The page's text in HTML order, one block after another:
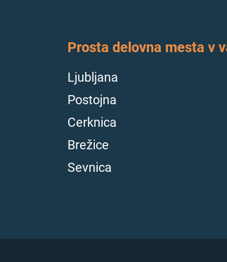
Prosta delovna mesta v
Ljubljana
Postojna
Cerknica
Brežice
Sevnica